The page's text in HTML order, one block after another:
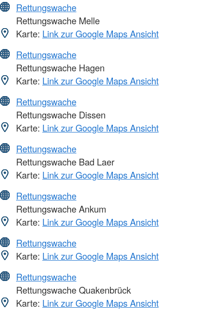
Rettungswache
Rettungswache Melle
Karte: Link zur Google Maps Ansicht
Rettungswache
Rettungswache Hagen
Karte: Link zur Google Maps Ansicht
Rettungswache
Rettungswache Dissen
Karte: Link zur Google Maps Ansicht
Rettungswache
Rettungswache Bad Laer
Karte: Link zur Google Maps Ansicht
Rettungswache
Rettungswache Ankum
Karte: Link zur Google Maps Ansicht
Rettungswache
Karte: Link zur Google Maps Ansicht
Rettungswache
Rettungswache Quakenbrück
Karte: Link zur Google Maps Ansicht